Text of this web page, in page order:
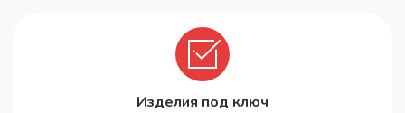
Изделия под ключ